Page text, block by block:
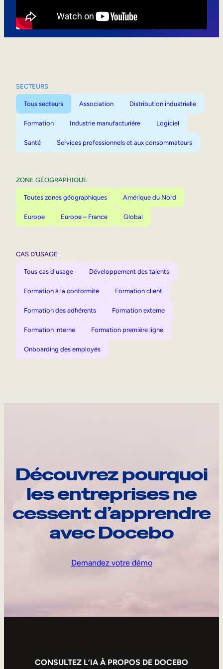
SECTEURS
Tous secteurs Association Distribution industrielle
Formation Industrie manufacturière Logiciel
Santé Services professionnels et aux consommateurs
ZONE GÉOGRAPHIQUE
Toutes zones géographiques Amérique du Nord
Europe Europe – France Global
CAS D’USAGE
Tous cas d'usage Développement des talents
Formation à la conformité Formation client
Formation des adhérents Formation externe
Formation interne Formation première ligne
Onboarding des employés
Découvrez pourquoi
les entreprises ne
cessent d’apprendre
avec Docebo
Demandez votre démo
CONSULTEZ L’IA À PROPOS DE DOCEBO